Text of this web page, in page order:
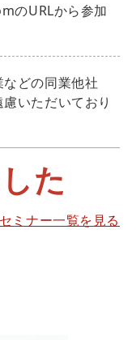
のURLから参加
どの同業他社
いただいており
た
ミナー一覧を見る